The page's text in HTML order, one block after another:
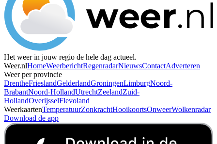
Het weer in jouw regio de hele dag actueel.
Weer.nlHomeWeerberichtRegenradarNieuwsContactAdverteren
Weer per provincie
DrentheFrieslandGelderlandGroningenLimburgNoord-
BrabantNoord-HollandUtrechtZeelandZuid-
HollandOverijsselFlevoland
WeerkaartenTemperatuurZonkrachtHooikoortsOnweerWolkenradar
Download de app